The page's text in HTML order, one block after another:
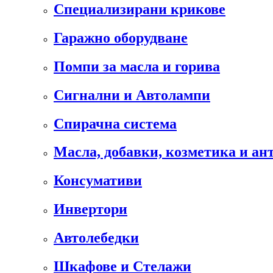
Специализирани крикове
Гаражно оборудване
Помпи за масла и горива
Сигнални и Автолампи
Спирачна система
Масла, добавки, козметика и
Консумативи
Инвертори
Автолебедки
Шкафове и Стелажи